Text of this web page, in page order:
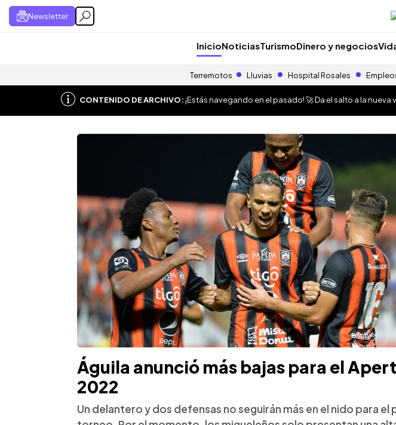
Newsletter
InicioNoticiasTurismoDinero y negocios
Terremotos Lluvias Hospital Rosales
CONTENIDO DE ARCHIVO:¡Estás navegando en el pasado! 🚀 Da el salto a la nueva
Águila anunció más bajas para el
2022
Un delantero y dos defensas no seguirán más en el nido para el